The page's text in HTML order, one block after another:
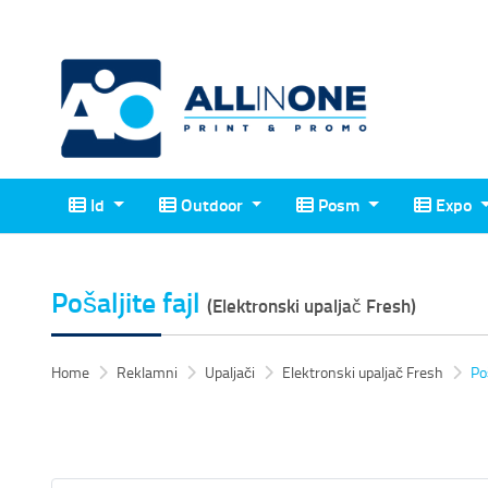
IdId Outdoor
Outdoor Posm
Posm Expo
Expo
Pošaljite fajl (Elektronski upaljač Fresh)
Home Reklamni Upaljači Elektronski upaljač Fresh